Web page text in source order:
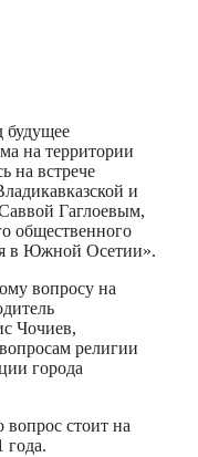
будущее
на территории
на встрече
и
Гаглоевым,
общественного
в Южной Осетии».
вопросу на
Чочиев,
религии
города
стоит на
года.